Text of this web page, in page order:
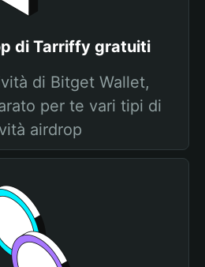
di Tarriffy gratuiti
di Bitget Wallet,
per te vari tipi di
airdrop